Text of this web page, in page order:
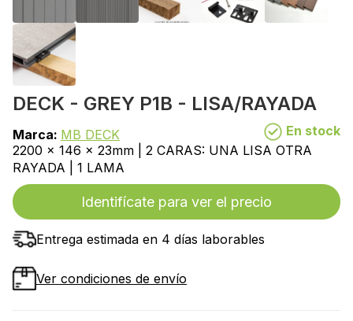
DECK - GREY P1B - LISA/RAYADA
Marca: MB DECK
En stock
2200 x 146 x 23mm | 2 CARAS: UNA LISA OTRA
RAYADA | 1 LAMA
Identifícate para ver el precio
Entrega estimada en 4 días laborables
Ver condiciones de envío